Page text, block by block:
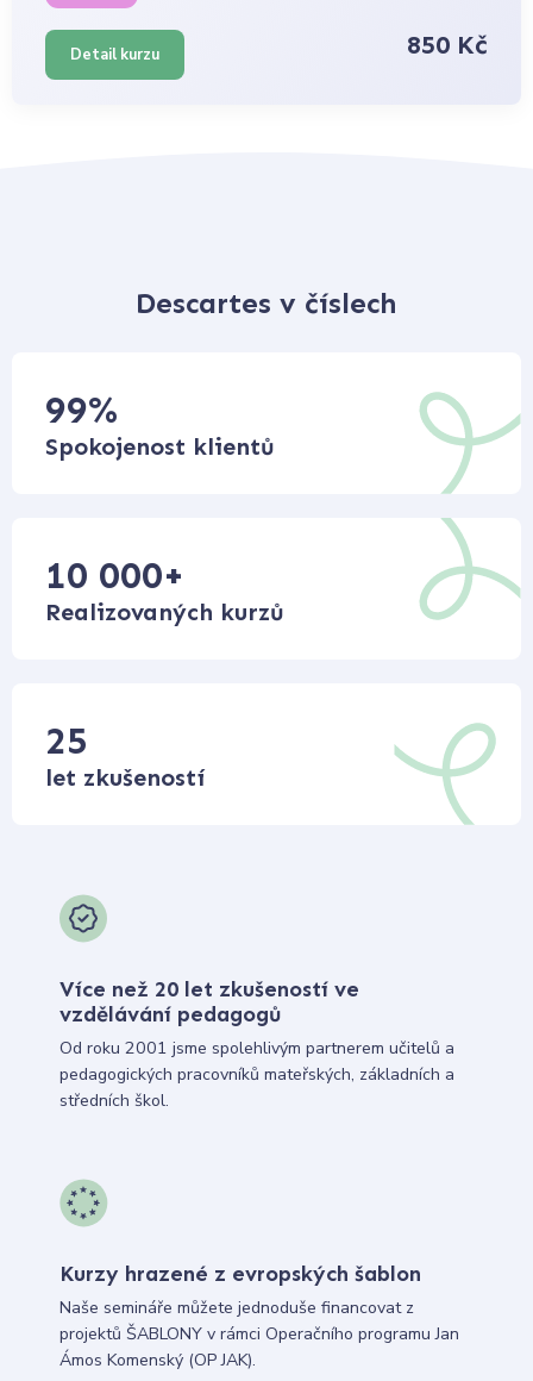
Detail kurzu 850 Kč
Descartes v číslech
99%
Spokojenost klientů
10 000+
Realizovaných kurzů
25
let zkušeností
Více než 20 let zkušeností ve
vzdělávání pedagogů
Od roku 2001 jsme spolehlivým partnerem učitelů a
pedagogických pracovníků mateřských, základních a
středních škol.
Kurzy hrazené z evropských šablon
Naše semináře můžete jednoduše financovat z
projektů ŠABLONY v rámci Operačního programu Jan
Ámos Komenský (OP JAK).